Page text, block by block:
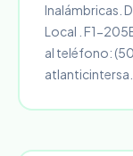
Inalámbricas.
Local . F1-
al teléfono: